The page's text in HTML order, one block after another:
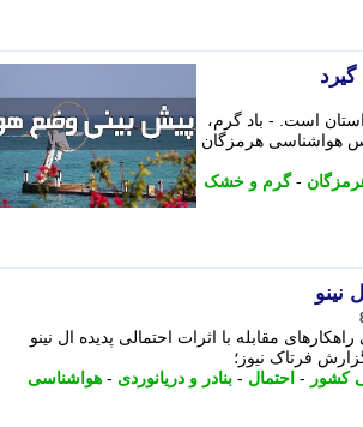
است. - باد گرم،
هواشناسی هرمزگان
-گرم و خشک
نینو
مقابله با اثرات احتمالی پدیده ال نینو
کشور - احتمال - بنادر و دریانوردی - هواشناسی